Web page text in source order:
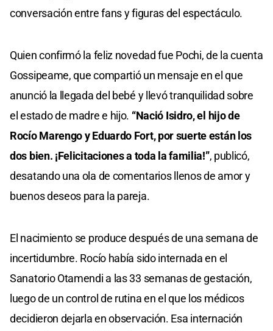
conversación entre fans y figuras del espectáculo.
Quien confirmó la feliz novedad fue Pochi, de la cuenta
Gossipeame, que compartió un mensaje en el que
anunció la llegada del bebé y llevó tranquilidad sobre
el estado de madre e hijo. “Nació Isidro, el hijo de
Rocío Marengo y Eduardo Fort, por suerte están los
dos bien. ¡Felicitaciones a toda la familia!”, publicó,
desatando una ola de comentarios llenos de amor y
buenos deseos para la pareja.
El nacimiento se produce después de una semana de
incertidumbre. Rocío había sido internada en el
Sanatorio Otamendi a las 33 semanas de gestación,
luego de un control de rutina en el que los médicos
decidieron dejarla en observación. Esa internación